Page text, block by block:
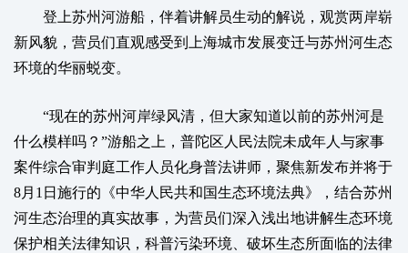
登上苏州河游船，伴着讲解员生动的解说，观赏两岸崭
新风貌，营员们直观感受到上海城市发展变迁与苏州河生态
环境的华丽蜕变。
“现在的苏州河岸绿风清，但大家知道以前的苏州河是
什么模样吗？”游船之上，普陀区人民法院未成年人与家事
案件综合审判庭工作人员化身普法讲师，聚焦新发布并将于
8月1日施行的《中华人民共和国生态环境法典》，结合苏州
河生态治理的真实故事，为营员们深入浅出地讲解生态环境
保护相关法律知识，科普污染环境、破坏生态所面临的法律